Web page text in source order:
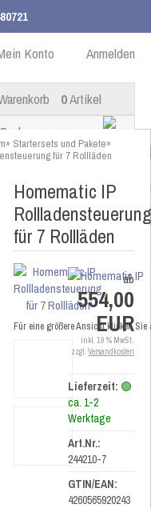
DE Anmelden
Konto
0Artikel
» Startersets und Pakete»
für 7 Rollläden
Homematic IP
Rollladensteuerung
für 7 Rollläden
Für eine größere Ansicht klicken
ab
554,00
EUR
inkl. 19 % MwSt.
zzgl. Versandkosten
Lieferzeit: 🟢
ca. 1-2
Werktage
Art.Nr.:
244210-7
GTIN/EAN:
4260565920243